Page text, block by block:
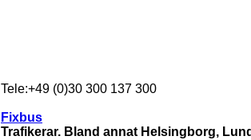
Tele:+49 (0)30 300 137 300
Fixbus
Trafikerar. Bland annat Helsingborg,